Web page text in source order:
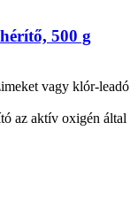
500 g
vagy klór-leadó
az aktív oxigén által